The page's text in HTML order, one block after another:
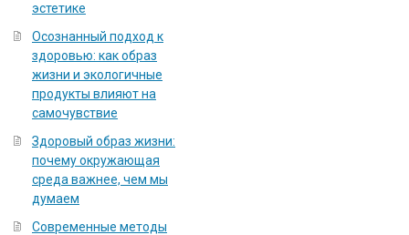
эстетике
Осознанный подход к
здоровью: как образ
жизни и экологичные
продукты влияют на
самочувствие
Здоровый образ жизни:
почему окружающая
среда важнее, чем мы
думаем
Современные методы